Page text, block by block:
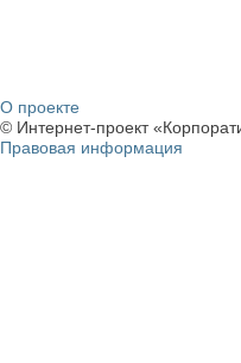
О проекте
© Интернет-проект
Правовая информация